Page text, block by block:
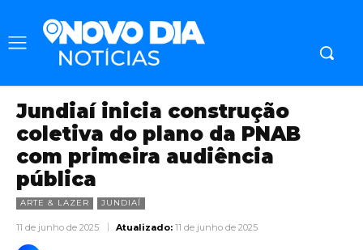
Jundiaí inicia construção
coletiva do plano da PNAB
com primeira audiência
pública
ARTE & LAZER JUNDIAÍ
11 de junho de 2025 Atualizado: 11 de junho de 2025